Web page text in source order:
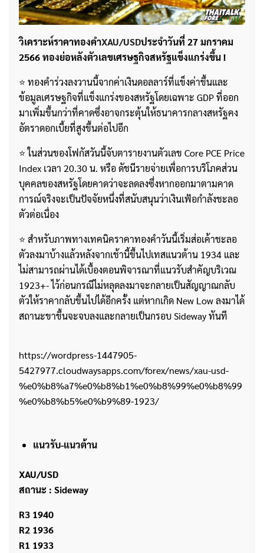
วิเคราะห์ราคาทองคำXAU/USDประจำวันที่ 27 มกราคม
2566 ทองย่อหลังตัวเลขเศรษฐกิจสหรัฐแข็งแกร่งขึ้น !
⭐️ ทองคำร่วงลงวานนี้จากค่าเงินดอลลาร์ที่แข็งค่าขึ้นและ
ข้อมูลเศรษฐกิจที่แข็งแกร่งของสหรัฐโดยเฉพาะ GDP ที่ออก
มาเพิ่มขึ้นกว่าที่คาดซึ่งอาจกระตุ้นให้ธนาคารกลางสหรัฐคง
อัตราดอกเบี้ยที่สูงขึ้นต่อไปอีก
⭐️ ในส่วนของโฟกัสวันนี้จับตารายงานตัวเลข Core PCE Price
Index เวลา 20.30 น. หรือ ดัชนีรายจ่ายเพื่อการบริโภคส่วน
บุคคลของสหรัฐโดยคาดว่าจะลดลงซึ่งหากออกมาตามคาด
การณ์จริงจะเป็นปัจจัยหนึ่งที่สนับสนุนว่าเงินเฟ้อกำลังชะลอ
ตัวต่อเนื่อง
⭐️ สำหรับภาพทางเทคนิคราคาทองคำวันนี้เริ่มส่อเค้าชะลอ
ตัวลงมาบ้างแล้วหลังจากเช้านี้ขึ้นไปเทสแนวต้าน 1934 และ
ไม่สามารถผ่านได้เบื้องตอนพิจารณาที่แนวรับสำคัญบริเวณ
1923+- ไว้ก่อนกรณีไม่หลุดลงมาจะกลายเป็นสัญญาณกลับ
ตัวให้ราคากลับขึ้นไปได้อีกครั้ง แต่หากเกิด New Low ลงมาได้
สถานะขาขึ้นจะจบลงและกลายเป็นกรอบ Sideway ทันที
https://wordpress-1447905-
5427977.cloudwaysapps.com/forex/news/xau-usd-
%e0%b8%a7%e0%b8%b1%e0%b8%99%e0%b8%99
%e0%b8%b5%e0%b9%89-1923/
แนวรับ-แนวต้าน
XAU/USD
สถานะ : Sideway
R3 1940
R2 1936
R1 1933